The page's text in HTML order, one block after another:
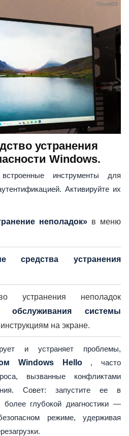
устранения
Windows.
инструменты для
Активируйте их
неполадок» в меню
средства устранения
устранения неполадок
обслуживания системы
на экране.
и устраняет проблемы,
Windows Hello, часто
вызванные конфликтами
Совет: запустите ее в
глубокой диагностики —
режиме, удерживая